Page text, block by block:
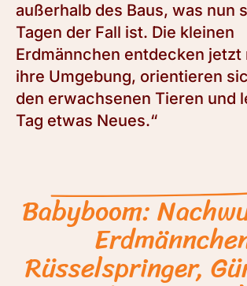
außerhalb des Baus, was nun
Tagen der Fall ist. Die kleinen
Erdmännchen entdecken jetzt
ihre Umgebung, orientieren
den erwachsenen Tieren und
Tag etwas Neues.“
Babyboom:
Rüsselspringer,